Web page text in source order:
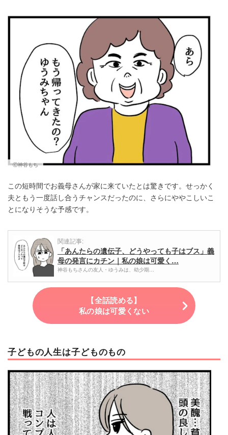
Ⓒ神谷もち
この短時間でお義母さんが家に来ていたとは驚きです。せっかく
夫ともう一度話し合うチャンスだったのに、さらにややこしいこ
とになりそうな予感です。
関連記事:
「あんたらの遺伝子、どうやっても子はブス」義
母の発言にカチン｜私の娘は可愛く…
神谷もちさんの友人・ゆうみは、幼少期…
【全話読める】
私の娘は可愛くない
子どもの人生は子どものもの